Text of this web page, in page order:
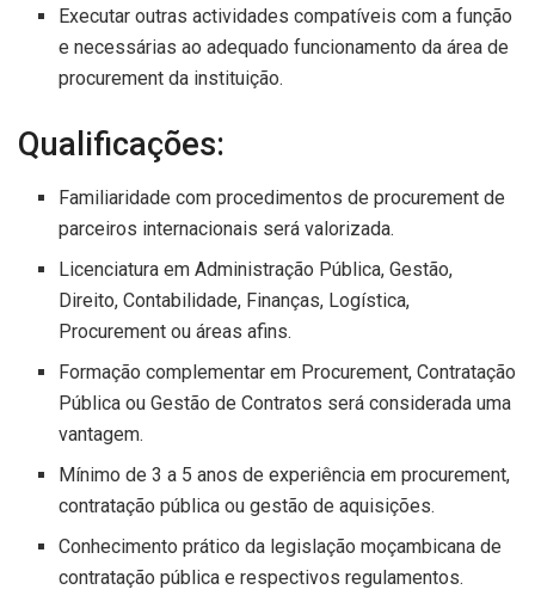
Executar outras actividades compatíveis com a função
e necessárias ao adequado funcionamento da área de
procurement da instituição.
Qualificações:
Familiaridade com procedimentos de procurement de
parceiros internacionais será valorizada.
Licenciatura em Administração Pública, Gestão,
Direito, Contabilidade, Finanças, Logística,
Procurement ou áreas afins.
Formação complementar em Procurement, Contratação
Pública ou Gestão de Contratos será considerada uma
vantagem.
Mínimo de 3 a 5 anos de experiência em procurement,
contratação pública ou gestão de aquisições.
Conhecimento prático da legislação moçambicana de
contratação pública e respectivos regulamentos.